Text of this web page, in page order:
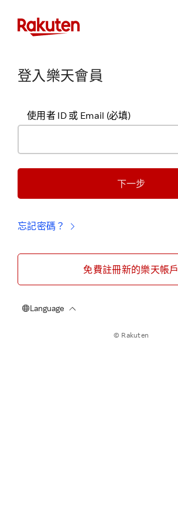
登入樂天會員
使用者 ID 或 Email (必填)
下一步
忘記密碼？
免費註冊新的樂天帳戶
© Rakuten